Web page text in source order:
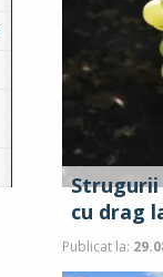
Strugurii
cu drag
Publicat la: